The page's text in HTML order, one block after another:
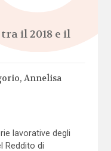
il 2018 e il
Annelisa
lavorative degli
Reddito di